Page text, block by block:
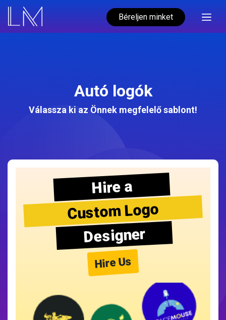
Béreljen minket
Autó logók
Válassza ki az Önnek megfelelő sablont!
Hire a
Custom Logo
Designer
Hire Us